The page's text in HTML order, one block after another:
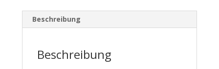
Beschreibung
Beschreibung